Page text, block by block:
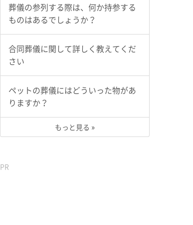
葬儀の参列する際は、何か持参する
ものはあるでしょうか？
合同葬儀に関して詳しく教えてくだ
さい
ペットの葬儀にはどういった物があ
りますか？
もっと見る »
PR